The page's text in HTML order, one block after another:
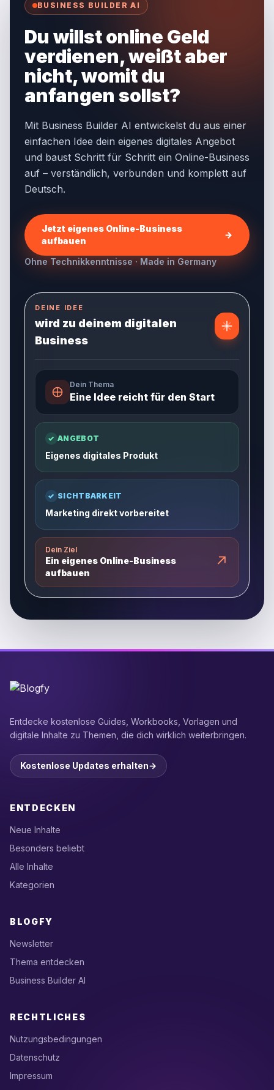
BUSINESS BUILDER AI
Du willst online Geld
verdienen, weißt aber
nicht, womit du
anfangen sollst?
Mit Business Builder AI entwickelst du aus einer
einfachen Idee dein eigenes digitales Angebot
und baust Schritt für Schritt ein Online-Business
auf – verständlich, verbunden und komplett auf
Deutsch.
Jetzt eigenes Online-Business
aufbauen
→
Ohne Technikkenntnisse · Made in Germany
DEINE IDEE
wird zu deinem digitalen
Business
Dein Thema
Eine Idee reicht für den Start
✓ ANGEBOT
Eigenes digitales Produkt
✓ SICHTBARKEIT
Marketing direkt vorbereitet
Dein Ziel
Ein eigenes Online-Business
aufbauen
↗
Entdecke kostenlose Guides, Workbooks, Vorlagen und
digitale Inhalte zu Themen, die dich wirklich weiterbringen.
Kostenlose Updates erhalten→
ENTDECKEN
Neue Inhalte
Besonders beliebt
Alle Inhalte
Kategorien
BLOGFY
Newsletter
Thema entdecken
Business Builder AI
RECHTLICHES
Nutzungsbedingungen
Datenschutz
Impressum